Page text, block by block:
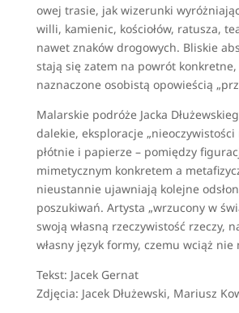
owej trasie, jak wizerunki
willi, kamienic, kościołów, ratusza,
nawet znaków drogowych. Bliskie
stają się zatem na powrót konkretne,
naznaczone osobistą opowieścią
Malarskie podróże Jacka
dalekie, eksploracje „nieoczywistości
płótnie i papierze – pomiędzy
mimetycznym konkretem a
nieustannie ujawniają kolejne
poszukiwań. Artysta „wrzucony w
swoją własną rzeczywistość rzeczy,
własny język formy, czemu wciąż nie
Tekst: Jacek Gernat
Zdjęcia: Jacek Dłużewski, Mariusz